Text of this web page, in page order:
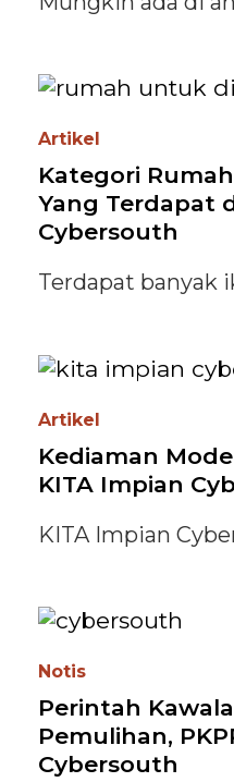
Artikel
Kategori
Yang Terdapat
Cybersouth
Terdapat banyak
Artikel
Kediaman
KITA Impian
KITA Impian
Notis
Perintah
Pemulihan,
Cybersouth